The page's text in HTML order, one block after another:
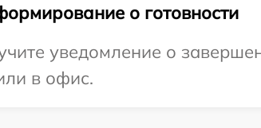
о готовности
уведомление о
в офис.